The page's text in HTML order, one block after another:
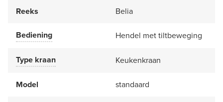
Reeks
Belia
Bediening Hendel met tiltbeweging
Type kraan Keukenkraan
Model standaard